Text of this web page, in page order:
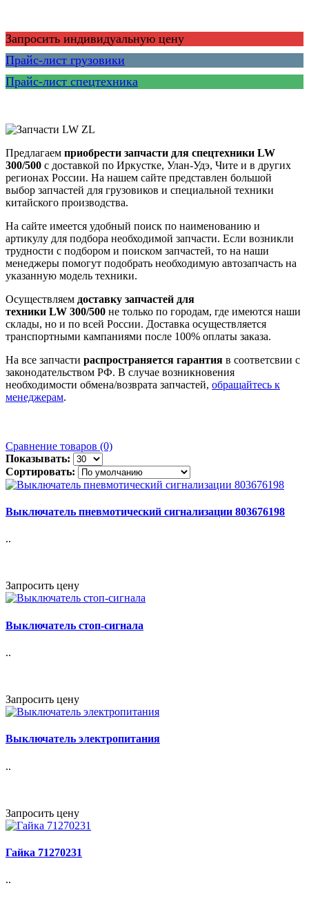
Запросить индивидуальную цену
Прайс-лист грузовики
Прайс-лист спецтехника
Предлагаем приобрести запчасти для спецтехники LW
300/500 с доставкой по Иркустке, Улан-Удэ, Чите и в других
регионах России. На нашем сайте представлен большой
выбор запчастей для грузовиков и специальной техники
китайского производства.
На сайте имеется удобный поиск по наименованию и
артикулу для подбора необходимой запчасти. Если возникли
трудности с подбором и поиском запчастей, то на наши
менеджеры помогут подобрать необходимую автозапчасть на
указанную модель техники.
Осуществляем доставку запчастей для
техники LW 300/500 не только по городам, где имеются наши
склады, но и по всей России. Доставка осуществляется
транспортными кампаниями после 100% оплаты заказа.
На все запчасти распространяется гарантия в соответсвии с
законодательством РФ. В случае возникновения
необходимости обмена/возврата запчастей, обращайтесь к
менеджерам.
Сравнение товаров (0)
Показывать:
Сортировать:
Выключатель пневмотический сигнализации 803676198
..
Запросить цену
Выключатель стоп-сигнала
..
Запросить цену
Выключатель электропитания
..
Запросить цену
Гайка 71270231
..